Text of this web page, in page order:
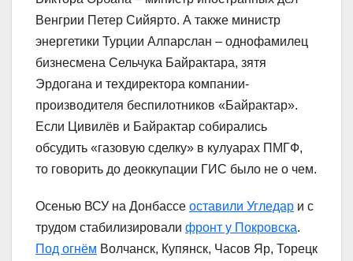
Венгрии Петер Сийярто. А также министр
энергетики Турции Алпарслан – однофамилец
бизнесмена Сельчука Байрактара, зятя
Эрдогана и техдиректора компании-
производителя беспилотников «Байрактар».
Если Цивилёв и Байрактар собирались
обсудить «газовую сделку» в кулуарах ПМГФ,
то говорить до деоккупации ГИС было не о чем.
Осенью ВСУ на Донбассе оставили Угледар и с
трудом стабилизировали фронт у Покровска.
Под огнём Волчанск, Купянск, Часов Яр, Торецк